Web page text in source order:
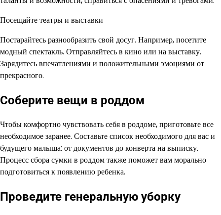
Посещайте театры и выставки
Постарайтесь разнообразить свой досуг. Например, посетите
модный спектакль. Отправляйтесь в кино или на выставку.
Зарядитесь впечатлениями и положительными эмоциями от
прекрасного.
Соберите вещи в роддом
Чтобы комфортно чувствовать себя в роддоме, приготовьте все
необходимое заранее. Составьте список необходимого для вас и
будущего малыша: от документов до конверта на выписку.
Процесс сбора сумки в роддом также поможет вам морально
подготовиться к появлению ребенка.
Проведите генеральную уборку